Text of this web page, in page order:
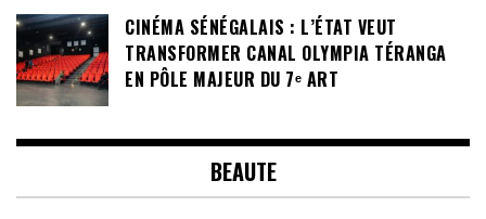
CINÉMA SÉNÉGALAIS : L’ÉTAT VEUT
TRANSFORMER CANAL OLYMPIA TÉRANGA
EN PÔLE MAJEUR DU 7ᵉ ART
BEAUTE